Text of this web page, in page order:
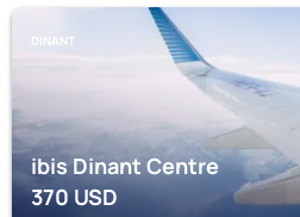
DINANT
ibis Dinant Centre
370USD